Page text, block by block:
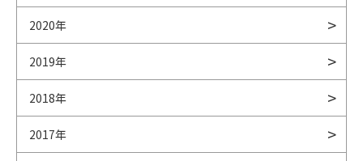
2020年
2019年
2018年
2017年